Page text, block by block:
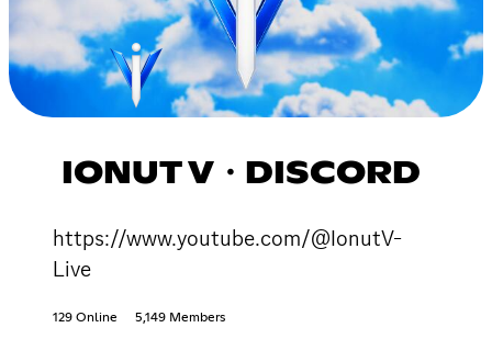
IONUT V・DISCORD
https://www.youtube.com/@IonutV-
Live
129 Online 5,149 Members